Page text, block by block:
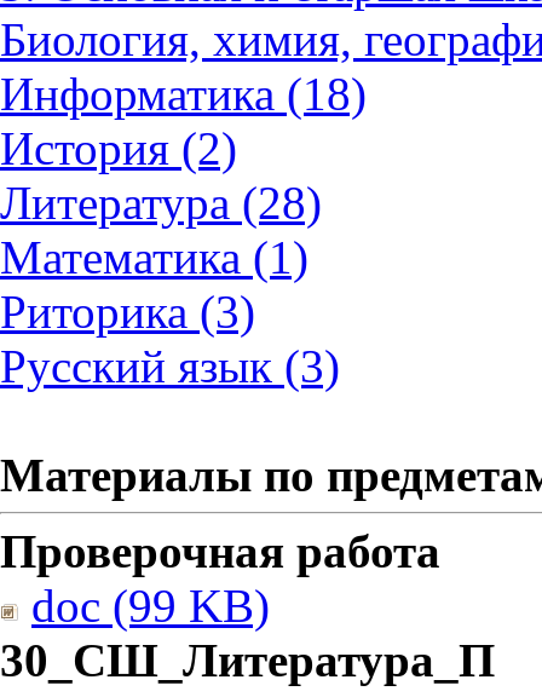
Биология, химия,
Информатика (18)
История (2)
Литература (28)
Математика (1)
Риторика (3)
Русский язык (3)
Материалы по
Проверочная работа
doc (99 KB)
30_СШ_Литература_П